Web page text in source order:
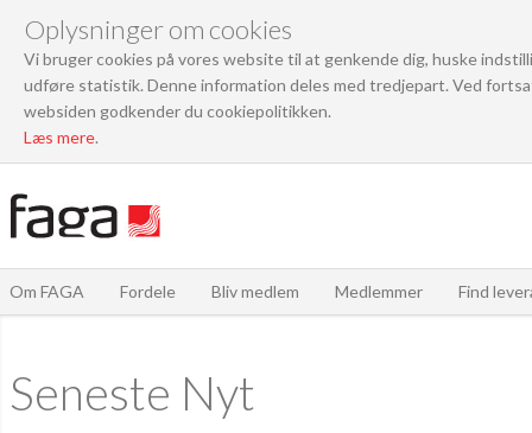
Oplysninger om cookies
Vi bruger cookies på vores website til at genkende dig, huske
udføre statistik. Denne information deles med tredjepart. Ved
websiden godkender du cookiepolitikken.
Læs mere.
Om FAGA Fordele Bliv medlem Medlemmer Find
Seneste Nyt